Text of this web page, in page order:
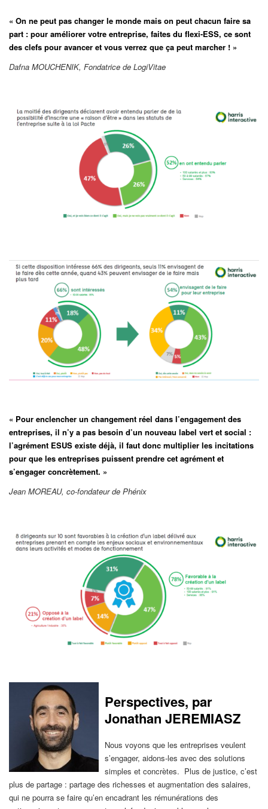
« On ne peut pas changer le monde mais on peut chacun faire sa
part : pour améliorer votre entreprise, faites du flexi-ESS, ce sont
des clefs pour avancer et vous verrez que ça peut marcher ! »
Dafna MOUCHENIK, Fondatrice de LogiVitae
« Pour enclencher un changement réel dans l’engagement des
entreprises, il n’y a pas besoin d’un nouveau label vert et social :
l’agrément ESUS existe déjà, il faut donc multiplier les incitations
pour que les entreprises puissent prendre cet agrément et
s’engager concrètement. »
Jean MOREAU, co-fondateur de Phénix
Perspectives, par
Jonathan JEREMIASZ
Nous voyons que les entreprises veulent
s’engager, aidons-les avec des solutions
simples et concrètes. Plus de justice, c’est
plus de partage : partage des richesses et augmentation des salaires,
qui ne pourra se faire qu’en encadrant les rémunérations des